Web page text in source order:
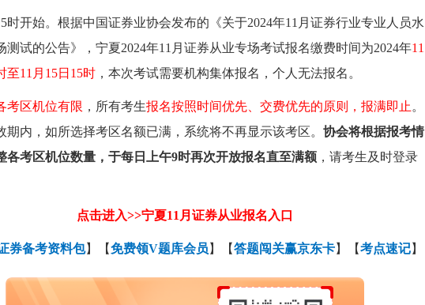
时开始。根据中国证券业协会发布的《关于2024年11月证券行业专业人员水
测试的公告》，宁夏2024年11月证券从业专场考试报名缴费时间为2024年11
至11月15日15时 ，本次考试需要机构集体报名，个人无法报名。
考区机位有限 ，所有考生报名按照时间优先、交费优先的原则，报满即止 。
期内，如所选择考区名额已满，系统将不再显示该考区。 协会将根据报考情
各考区机位数量，于每日上午9时再次开放报名直至满额 ，请考生及时登录
点击进入>>宁夏11月证券从业报名入口
券备考资料包】【免费领V题库会员 】【答题闯关赢京东卡】【考点速记】